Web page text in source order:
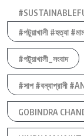
#পটুয়াখালী #হত্যা
#পটুয়াখালী_সংবাদ
#সাপ #বন্যাপ্রানী
GOBINDRA